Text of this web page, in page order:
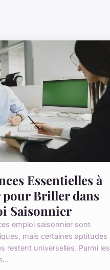
Essentielles à
Briller dans
Saisonnier
emploi saisonnier sont
mais certaines aptitudes
restent universelles. Parmi les